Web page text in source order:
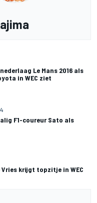
Le Mans 2016 als
in WEC ziet
F1-coureur Sato als
krijgt topzitje in WEC